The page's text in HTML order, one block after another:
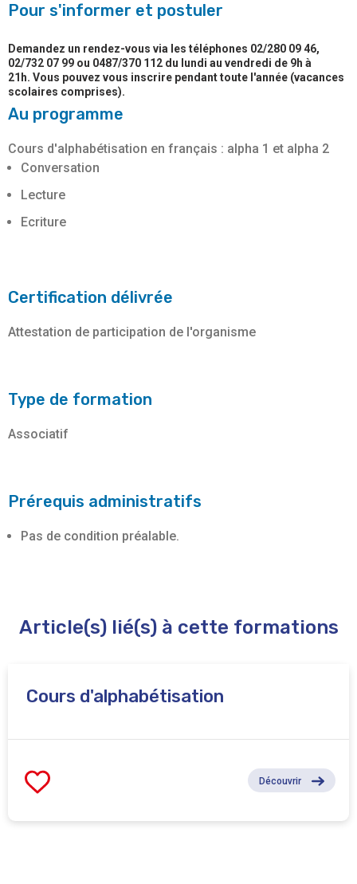
Au programme
Cours d'alphabétisation en français : alpha 1 et alpha 2
Conversation
Lecture
Ecriture
Certification délivrée
Attestation de participation de l'organisme
Type de formation
Associatif
Prérequis administratifs
Pas de condition préalable.
Pour s'informer et postuler
Demandez un rendez-vous via les téléphones 02/280 09 46,
02/732 07 99 ou 0487/370 112 du lundi au vendredi de 9h à
21h. Vous pouvez vous inscrire pendant toute l'année (vacances
scolaires comprises).
Article(s) lié(s) à cette formations
Cours d'alphabétisation
Découvrir